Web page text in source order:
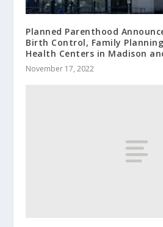
Planned Parenthood
Birth Control, Family
Health Centers in Madison
November 17, 2022